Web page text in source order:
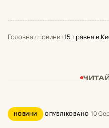
Головна›Новини›15 травня в
НОВИНИ ОПУБЛІКОВАНО 10